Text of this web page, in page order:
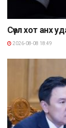
Сөүл хот анх
2026-08-08 18:49